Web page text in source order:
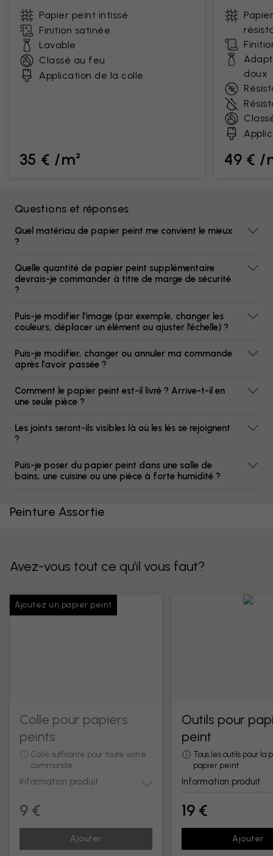
Papier peint intissé
Finition satinée
Lavable
Classé au feu
Application de la colle
35 € /m²
doux
49 € /
Questions et réponses
Quel matériau de papier peint me convient le mieux
?
Quelle quantité de papier peint supplémentaire
devrais-je commander à titre de marge de sécurité
?
Puis-je modifier l’image (par exemple, changer les
couleurs, déplacer un élément ou ajuster l’échelle) ?
Puis-je modifier, changer ou annuler ma commande
après l’avoir passée ?
Comment le papier peint est-il livré ? Arrive-t-il en
une seule pièce ?
Les joints seront-ils visibles là où les lés se rejoignent
?
Puis-je poser du papier peint dans une salle de
bains, une cuisine ou une pièce à forte humidité ?
Peinture Assortie
Avez-vous tout ce qu’il vous faut?
Ajoutez un papier peint
Colle pour papiers
peints
Colle suffisante pour toute votre
commande
Information produit
9 €
Ajouter
Outils pour
peint
Tous les outils pour la
papier peint
Information produit
19 €
Ajouter